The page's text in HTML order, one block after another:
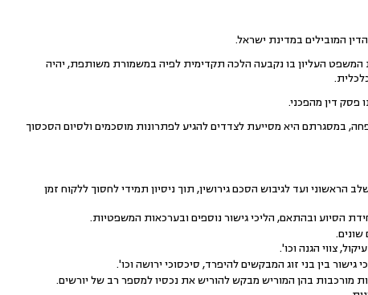
המובילים במדינת ישראל.
המשפט העליון בו נקבעה הלכה תקדימית לפיה במשמורת משותפת, יהיה
פסק דין מהפכני.
במסגרתם היא מסייעת לצדדים להגיע לפתרונות מוסכמים ולסיום הסכסוך
הראשוני ועד לגיבוש הסכם גירושין, תוך ניסיון תמידי לחסוך ללקוח זמן
הסיוע ובהתאם, הליכי גישור נוספים ובערכאות המשפטיות.
צווי הגנה וכו'.
בין בני זוג המבקשים להיפרד, סיכסוכי ירושה וכו'.
מורכבות בהן המוריש מבקש להוריש את נכסיו למספר רב של יורשים.